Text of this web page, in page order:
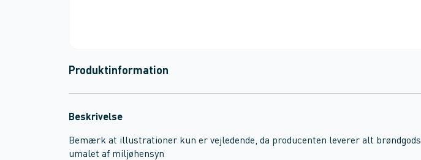
Produktinformation
Beskrivelse
Bemærk at illustrationer kun er vejledende, da producenten leverer alt brøndgods
umalet af miljøhensyn